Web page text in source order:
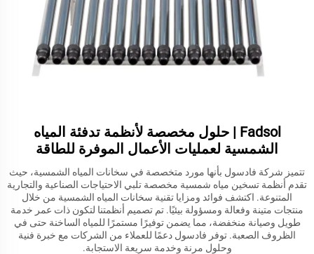
Fadsol | حلول مخصصة لأنظمة تدفئة المياه
الشمسية لعمليات الأعمال الموفرة للطاقة
تتميز شركة فادسول بأنها مورد متخصصة في سخانات المياه الشمسية، حيث
تقدم أنظمة تسخين مياه شمسية مخصصة تلبي الاحتياجات الصناعية والتجارية
المتنوعة. اكتشف فوائد ومزايا تقنية سخانات المياه الشمسية من خلال
منتجات متينة وفعالة ومسؤولة بيئيًا. تم تصميم أنظمتنا لتكون ذات عمر خدمة
طويل وصيانة منخفضة، مما يضمن توفيرًا مستمرًا للمياه الساخنة حتى في
الظروف الصعبة. توفر فادسول دعمًا للعملاء من الشركات مع خبرة فنية
وحلول مرنة وخدمة سريعة الاستجابة.